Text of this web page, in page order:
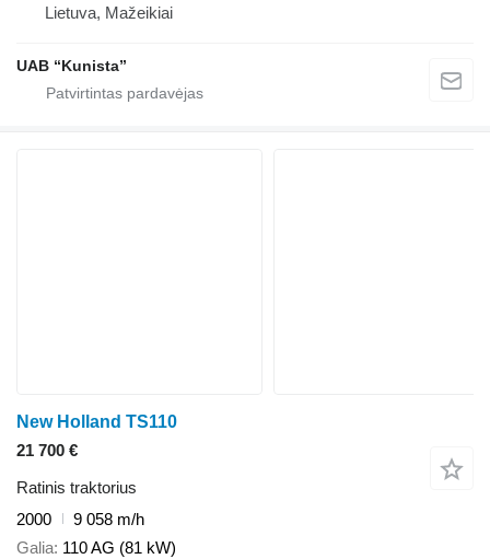
Lietuva, Mažeikiai
UAB “Kunista”
New Holland TS110
21 700 €
Ratinis traktorius
2000
9 058 m/h
Galia 110 AG (81 kW)